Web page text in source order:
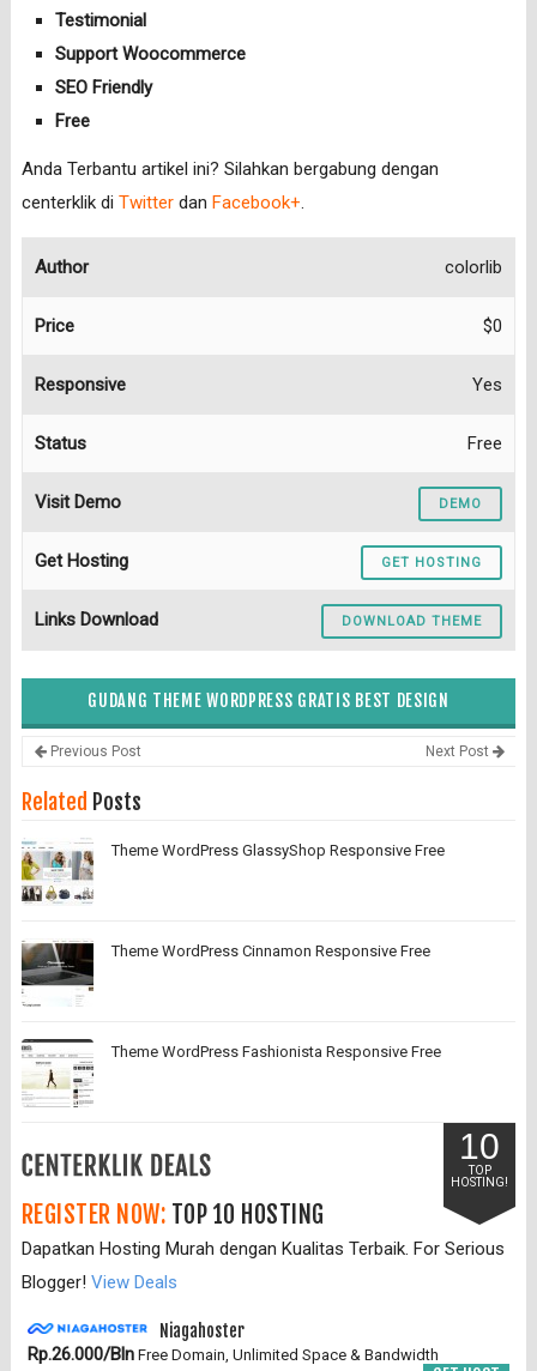
Testimonial
Support Woocommerce
SEO Friendly
Free
Anda Terbantu artikel ini? Silahkan bergabung dengan
centerklik di Twitterdan Facebook+.
Author colorlib
Price $0
Responsive Yes
Status Free
Visit Demo DEMO
Get Hosting GET HOSTING
Links Download DOWNLOAD THEME
GUDANG THEME WORDPRESS GRATIS BEST DESIGN
Previous Post Next Post
Related Posts
Theme WordPress GlassyShop Responsive Free
Theme WordPress Cinnamon Responsive Free
Theme WordPress Fashionista Responsive Free
10
TOP
HOSTING!
REGISTER NOW: TOP 10 HOSTING
Dapatkan Hosting Murah dengan Kualitas Terbaik. For Serious
Blogger! View Deals
Niagahoster
Rp.26.000/BlnFree Domain, Unlimited Space & Bandwidth